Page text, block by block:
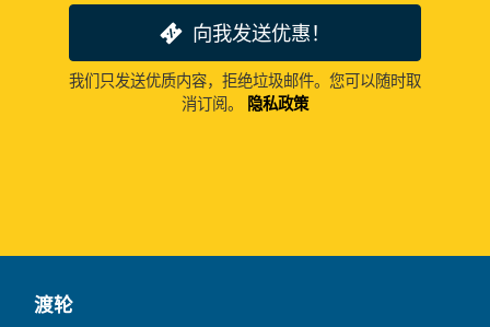
向我发送优惠！
我们只发送优质内容，拒绝垃圾邮件。您可以随时取
消订阅。
隐私政策
渡轮